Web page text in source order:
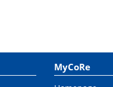
MyCoRe